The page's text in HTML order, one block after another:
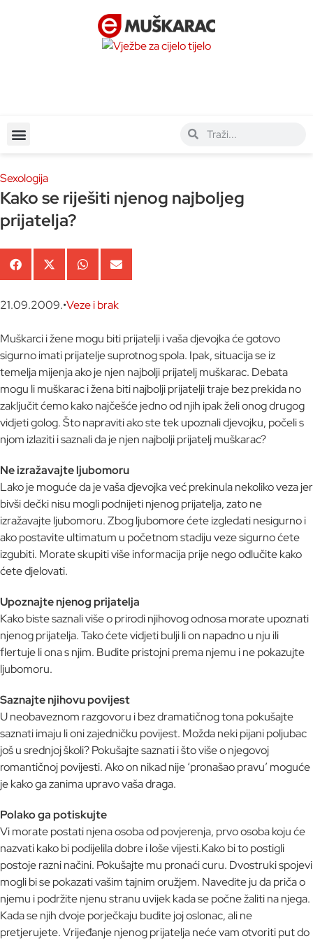
Sexologija
Kako se riješiti njenog najboljeg
prijatelja?
21.09.2009.•Veze i brak
Muškarci i žene mogu biti prijatelji i vaša djevojka će gotovo
sigurno imati prijatelje suprotnog spola. Ipak, situacija se iz
temelja mijenja ako je njen najbolji prijatelj muškarac. Debata
mogu li muškarac i žena biti najbolji prijatelji traje bez prekida no
zaključit ćemo kako najčešće jedno od njih ipak želi onog drugog
vidjeti golog. Što napraviti ako ste tek upoznali djevojku, počeli s
njom izlaziti i saznali da je njen najbolji prijatelj muškarac?
Ne izražavajte ljubomoru
Lako je moguće da je vaša djevojka već prekinula nekoliko veza jer
bivši dečki nisu mogli podnijeti njenog prijatelja, zato ne
izražavajte ljubomoru. Zbog ljubomore ćete izgledati nesigurno i
ako postavite ultimatum u početnom stadiju veze sigurno ćete
izgubiti. Morate skupiti više informacija prije nego odlučite kako
ćete djelovati.
Upoznajte njenog prijatelja
Kako biste saznali više o prirodi njihovog odnosa morate upoznati
njenog prijatelja. Tako ćete vidjeti bulji li on napadno u nju ili
flertuje li ona s njim. Budite pristojni prema njemu i ne pokazujte
ljubomoru.
Saznajte njihovu povijest
U neobaveznom razgovoru i bez dramatičnog tona pokušajte
saznati imaju li oni zajedničku povijest. Možda neki pijani poljubac
još u srednjoj školi? Pokušajte saznati i što više o njegovoj
romantičnoj povijesti. Ako on nikad nije ‘pronašao pravu’ moguće
je kako ga zanima upravo vaša draga.
Polako ga potiskujte
Vi morate postati njena osoba od povjerenja, prvo osoba koju će
nazvati kako bi podijelila dobre i loše vijesti.Kako bi to postigli
postoje razni načini. Pokušajte mu pronaći curu. Dvostruki spojevi
mogli bi se pokazati vašim tajnim oružjem. Navedite ju da priča o
njemu i podržite njenu stranu uvijek kada se počne žaliti na njega.
Kada se njih dvoje porječkaju budite joj oslonac, ali ne
pretjerujete. Vrijeđanje njenog prijatelja neće vam otvoriti put do